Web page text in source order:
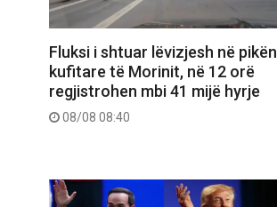
Fluksi i shtuar lëvizjesh në pikën
kufitare të Morinit, në 12 orë
regjistrohen mbi 41 mijë hyrje
08/08 08:40